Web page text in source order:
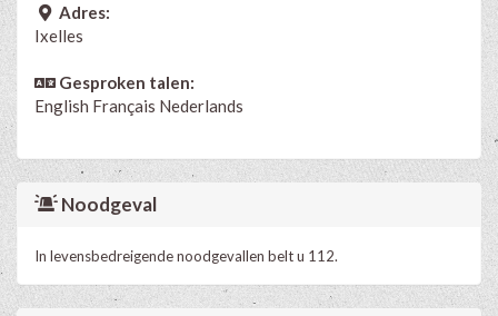
Adres:
Ixelles
Gesproken talen:
English Français Nederlands
Noodgeval
In levensbedreigende noodgevallen belt u 112.